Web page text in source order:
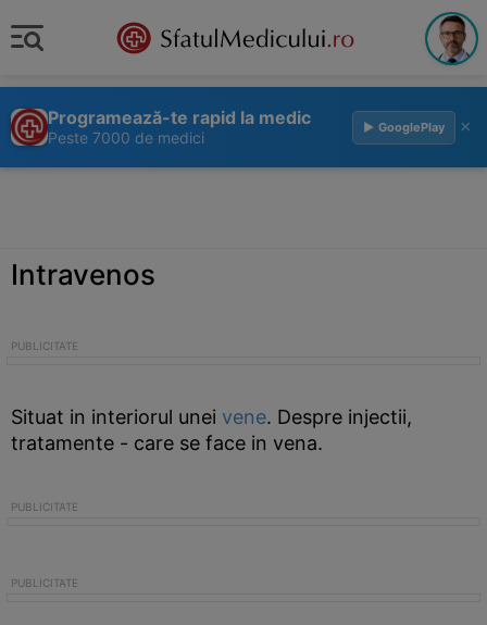
Programează-te rapid la medic
Peste 7000 de medici
▶ GooglePlay ×
Intravenos
Situat in interiorul unei vene. Despre injectii,
tratamente - care se face in vena.